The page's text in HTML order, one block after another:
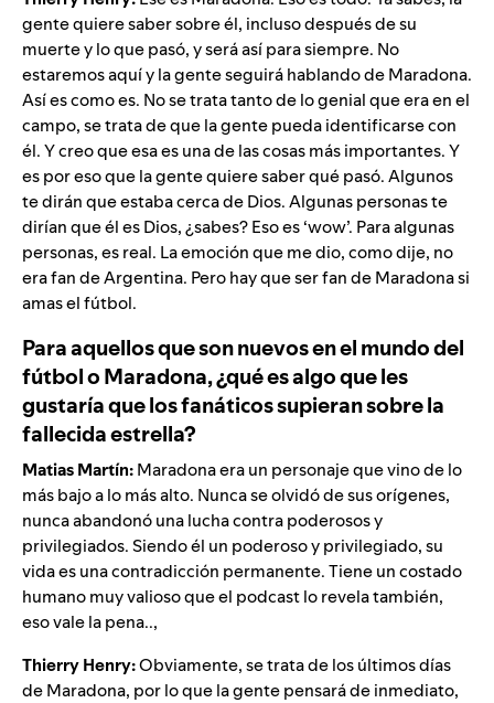
gente quiere saber sobre él, incluso después de su
muerte y lo que pasó, y será así para siempre. No
estaremos aquí y la gente seguirá hablando de Maradona.
Así es como es. No se trata tanto de lo genial que era en el
campo, se trata de que la gente pueda identificarse con
él. Y creo que esa es una de las cosas más importantes. Y
es por eso que la gente quiere saber qué pasó. Algunos
te dirán que estaba cerca de Dios. Algunas personas te
dirían que él es Dios, ¿sabes? Eso es ‘wow’. Para algunas
personas, es real. La emoción que me dio, como dije, no
era fan de Argentina. Pero hay que ser fan de Maradona si
amas el fútbol.
Para aquellos que son nuevos en el mundo del
fútbol o Maradona, ¿qué es algo que les
gustaría que los fanáticos supieran sobre la
fallecida estrella?
Matias Martín:Maradona era un personaje que vino de lo
más bajo a lo más alto. Nunca se olvidó de sus orígenes,
nunca abandonó una lucha contra poderosos y
privilegiados. Siendo él un poderoso y privilegiado, su
vida es una contradicción permanente. Tiene un costado
humano muy valioso que el podcast lo revela también,
eso vale la pena..,
Thierry Henry:Obviamente, se trata de los últimos días
de Maradona, por lo que la gente pensará de inmediato,